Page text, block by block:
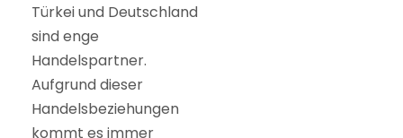
Türkei und Deutschland
sind enge
Handelspartner.
Aufgrund dieser
Handelsbeziehungen
kommt es immer